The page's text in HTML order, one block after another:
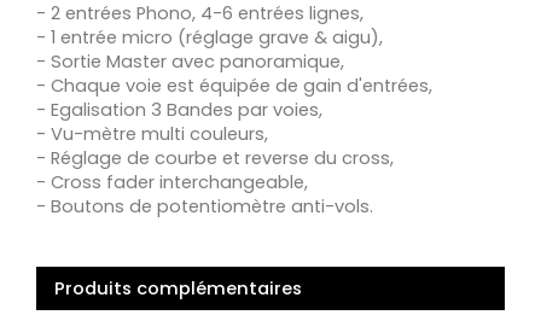
- 2 entrées Phono, 4-6 entrées lignes,
- 1 entrée micro (réglage grave & aigu),
- Sortie Master avec panoramique,
- Chaque voie est équipée de gain d'entrées,
- Egalisation 3 Bandes par voies,
- Vu-mètre multi couleurs,
- Réglage de courbe et reverse du cross,
- Cross fader interchangeable,
- Boutons de potentiomètre anti-vols.
Produits complémentaires